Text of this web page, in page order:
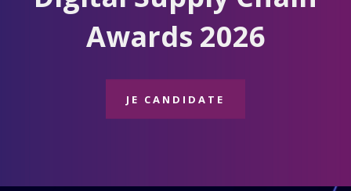
Awards 2026
JE CANDIDATE